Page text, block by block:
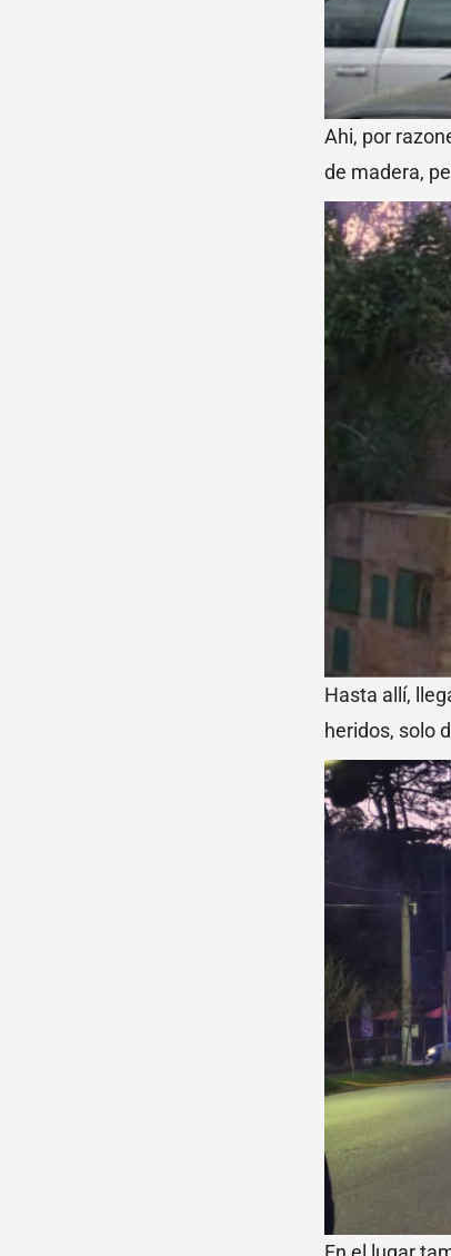
Ahi, por
de madera,
Hasta allí,
heridos, solo